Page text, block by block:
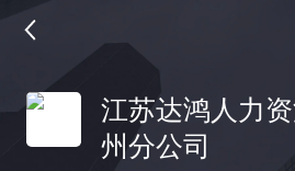
江苏达鸿人力
州分公司